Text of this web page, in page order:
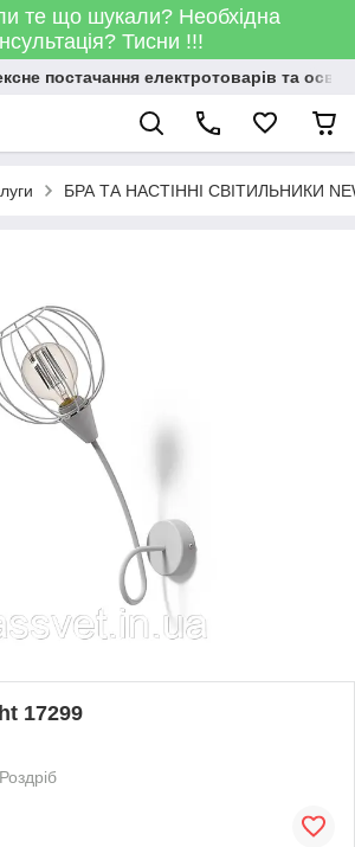
те що шукали? Необхідна
Тисни !!!
постачання електротоварів та
БРА ТА НАСТІННІ СВІТИЛЬНИКИ
17299
Роздріб